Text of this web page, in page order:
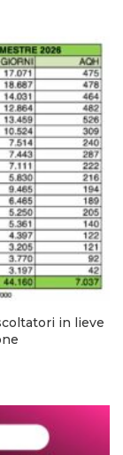
in lieve